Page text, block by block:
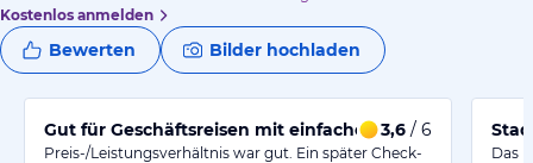
Kostenlos anmelden
Bewerten Bilder hochladen
Gut für Geschäftsreisen mit einfacher Einrichtung
3,6 / 6
Preis-/Leistungsverhältnis war gut. Ein später Check-
Das